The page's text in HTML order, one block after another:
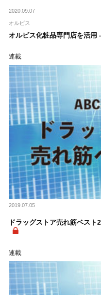
2020.09.07
オルビス
オルビス化粧品専門店を活
連載
2019.07.05
ドラッグストア売れ筋ベス
連載